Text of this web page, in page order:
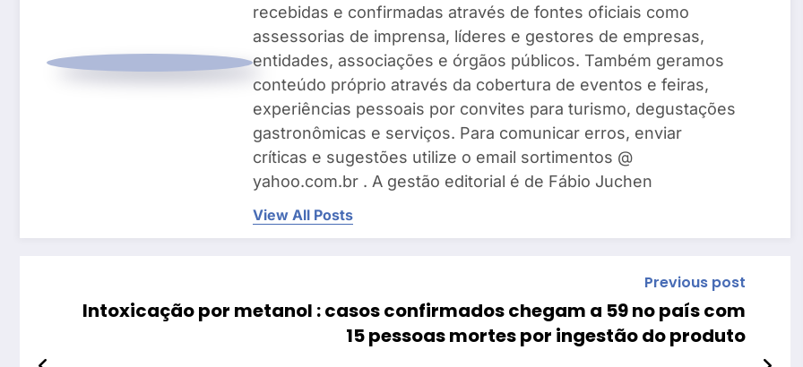
recebidas e confirmadas através de fontes oficiais como
assessorias de imprensa, líderes e gestores de empresas,
entidades, associações e órgãos públicos. Também geramos
conteúdo próprio através da cobertura de eventos e feiras,
experiências pessoais por convites para turismo, degustações
gastronômicas e serviços. Para comunicar erros, enviar
críticas e sugestões utilize o email sortimentos @
yahoo.com.br . A gestão editorial é de Fábio Juchen
View All Posts
Previous post
Intoxicação por metanol : casos confirmados chegam a 59 no país com
15 pessoas mortes por ingestão do produto